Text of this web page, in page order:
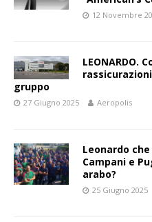
12 Novembre
LEONARDO.
gruppo
27 Giugno 2025 Aeropolis
Leonardo
Campani e
arabo?
25 Giugno 2025